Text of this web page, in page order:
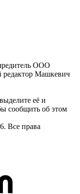
ООО
редактор Машкевич
её и
сообщить об этом
Все права